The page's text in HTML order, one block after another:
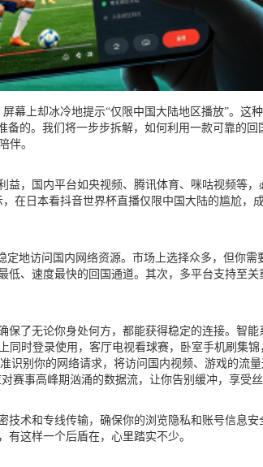
上却冰冷地提示“仅限中国大陆地区播放”。这种
的。我们将一步步拆解，如何利用一款可靠的回
伴。
，国内平台如央视频、腾讯体育、咪咕视频等，
，在日本看抖音世界杯直播仅限中国大陆的尴尬，
地访问国内网络资源。市场上选择众多，但你需
、速度最快的回国通道。其次，多平台支持至
了无论你身处何方，都能获得稳定的连接。智能
时登录使用，客厅电视看球赛，卧室手机刷集锦
识别你的网络请求，将访问国内视频、游戏的流
事高峰期汹涌的数据流，让你告别缓冲，享受丝
技术和专线传输，确保你的浏览隐私和账号信息安
这样一个后盾在，心里踏实不少。